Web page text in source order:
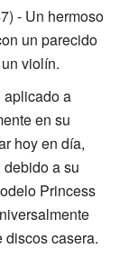
- Un hermoso
un parecido
violín.
aplicado a
en su
hoy en día,
a su
Princess
casera.